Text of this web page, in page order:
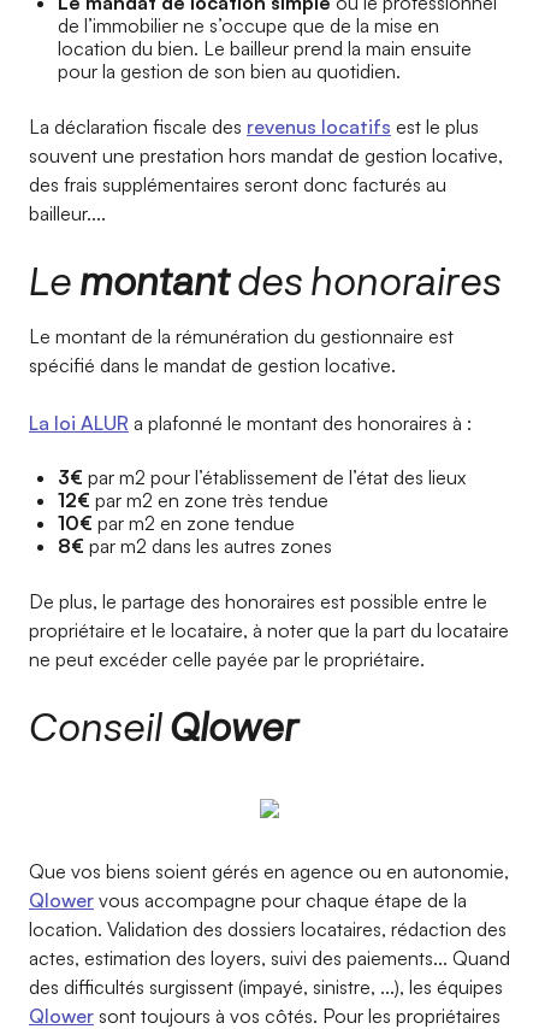
de l’immobilier ne s’occupe que de la mise en
location du bien. Le bailleur prend la main ensuite
pour la gestion de son bien au quotidien.
La déclaration fiscale des revenus locatifs est le plus
souvent une prestation hors mandat de gestion locative,
des frais supplémentaires seront donc facturés au
bailleur....
Le montantdes honoraires
Le montant de la rémunération du gestionnaire est
spécifié dans le mandat de gestion locative.
La loi ALUR a plafonné le montant des honoraires à :
3€ par m2 pour l’établissement de l’état des lieux
12€ par m2 en zone très tendue
10€ par m2 en zone tendue
8€ par m2 dans les autres zones
De plus, le partage des honoraires est possible entre le
propriétaire et le locataire, à noter que la part du locataire
ne peut excéder celle payée par le propriétaire.
ConseilQlower
Que vos biens soient gérés en agence ou en autonomie,
Qlower vous accompagne pour chaque étape de la
location. Validation des dossiers locataires, rédaction des
actes, estimation des loyers, suivi des paiements... Quand
des difficultés surgissent (impayé, sinistre, ...), les équipes
Qlower sont toujours à vos côtés. Pour les propriétaires